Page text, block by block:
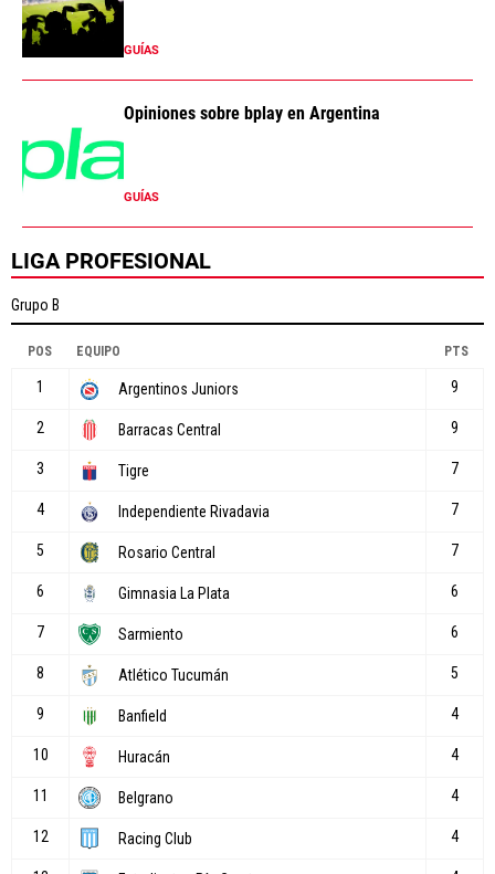
GUÍAS
Opiniones sobre bplay en Argentina
GUÍAS
LIGA PROFESIONAL